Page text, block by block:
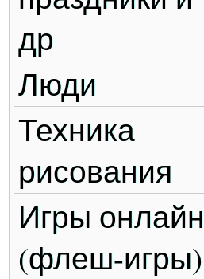
др
Люди
Техника
рисования
Игры онлайн
(флеш-игры)